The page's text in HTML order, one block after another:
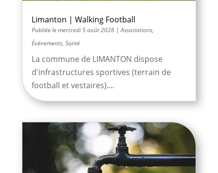
Limanton | Walking Football
mercredi 5 août 2026|Associations,
Événements, Santé
La commune de LIMANTON dispose
d'infrastructures sportives (terrain de
football et vestaires)....